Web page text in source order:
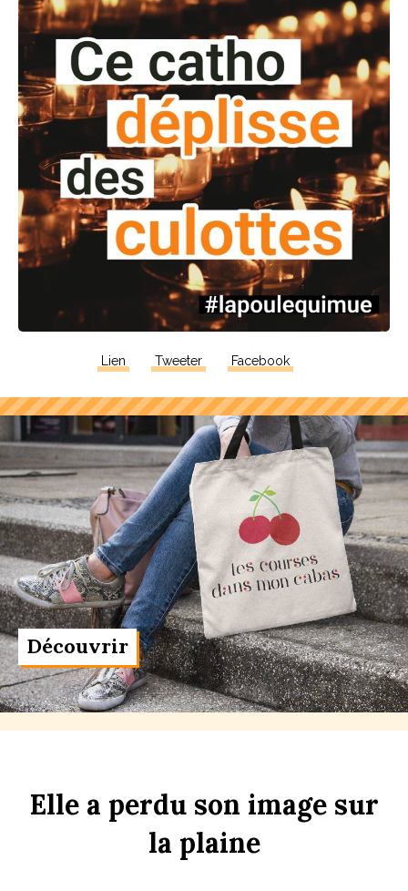
Lien Tweeter Facebook
Découvrir
Elle a perdu son image sur
la plaine